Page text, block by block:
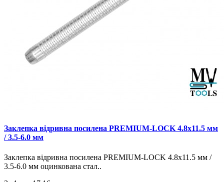
Заклепка відривна посилена PREMIUM-LOCK 4.8х11.5 мм
/ 3.5-6.0 мм
Заклепка відривна посилена PREMIUM-LOCK 4.8х11.5 мм /
3.5-6.0 мм оцинкована стал..